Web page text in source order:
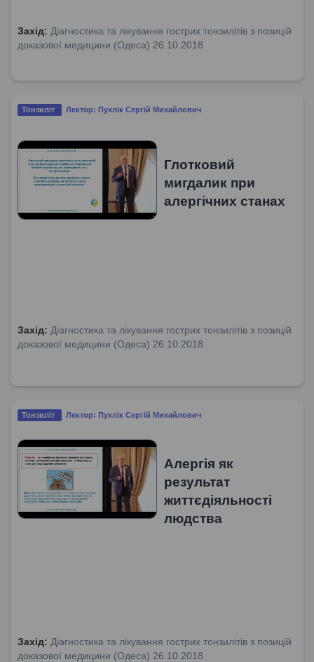
Захід: Діагностика та лікування гострих тонзилітів з позицій
доказової медицини (Одеса) 26.10.2018
Тонзиліт Лектор: Пухлік Сергій Михайлович
Глотковий
мигдалик при
алергічних станах
Захід: Діагностика та лікування гострих тонзилітів з позицій
доказової медицини (Одеса) 26.10.2018
Тонзиліт Лектор: Пухлік Сергій Михайлович
Алергія як
результат
життєдіяльності
людства
Захід: Діагностика та лікування гострих тонзилітів з позицій
доказової медицини (Одеса) 26.10.2018